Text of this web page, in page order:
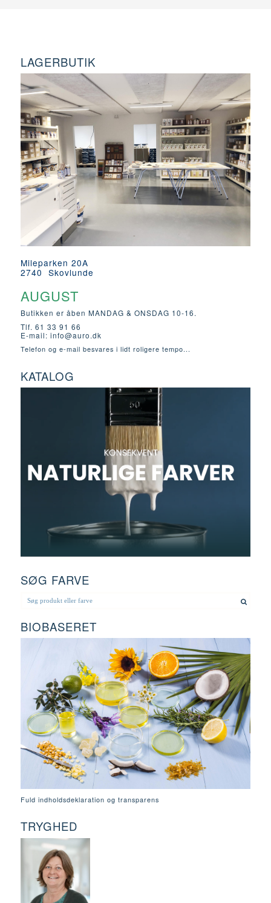
LAGERBUTIK
Mileparken 20A
2740 Skovlunde
AUGUST
Butikken er åben MANDAG & ONSDAG 10-16.
Tlf. 61 33 91 66
E-mail: info@auro.dk
Telefon og e-mail besvares i lidt roligere tempo...
KATALOG
SØG FARVE
BIOBASERET
Fuld indholdsdeklaration og transparens
TRYGHED